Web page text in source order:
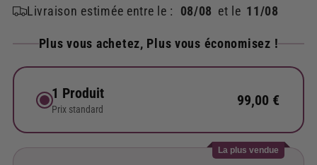
Livraison estimée entre le : 08/08 et le 11/08
Plus vous achetez, Plus vous économisez !
1 Produit
Prix standard
99,00 €
La plus vendue